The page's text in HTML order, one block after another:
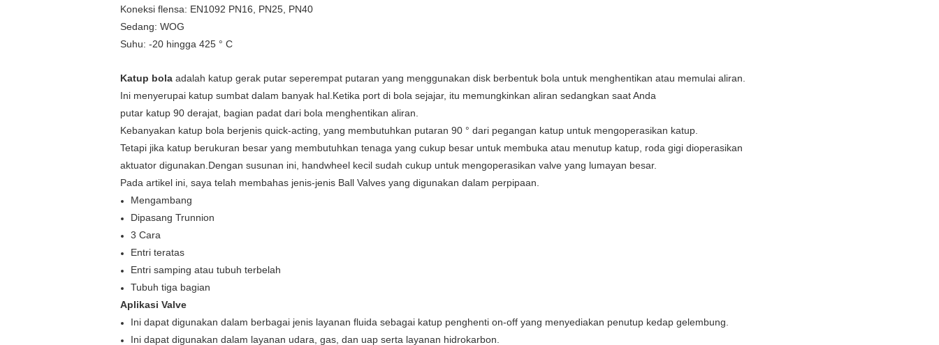
Koneksi flensa: EN1092 PN16, PN25, PN40
Sedang: WOG
Suhu: -20 hingga 425 ° C
Katup bola adalah katup gerak putar seperempat putaran yang menggunakan disk berbentuk bola untuk menghentikan atau memulai aliran.
Ini menyerupai katup sumbat dalam banyak hal.Ketika port di bola sejajar, itu memungkinkan aliran sedangkan saat Anda
putar katup 90 derajat, bagian padat dari bola menghentikan aliran.
Kebanyakan katup bola berjenis quick-acting, yang membutuhkan putaran 90 ° dari pegangan katup untuk mengoperasikan katup.
Tetapi jika katup berukuran besar yang membutuhkan tenaga yang cukup besar untuk membuka atau menutup katup, roda gigi dioperasikan
aktuator digunakan.Dengan susunan ini, handwheel kecil sudah cukup untuk mengoperasikan valve yang lumayan besar.
Pada artikel ini, saya telah membahas jenis-jenis Ball Valves yang digunakan dalam perpipaan.
Mengambang
Dipasang Trunnion
3 Cara
Entri teratas
Entri samping atau tubuh terbelah
Tubuh tiga bagian
Aplikasi Valve
Ini dapat digunakan dalam berbagai jenis layanan fluida sebagai katup penghenti on-off yang menyediakan penutup kedap gelembung.
Ini dapat digunakan dalam layanan udara, gas, dan uap serta layanan hidrokarbon.